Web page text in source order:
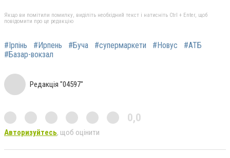
Якщо ви помітили помилку, виділіть необхідний текст і натисніть Ctrl + Enter, щоб
повідомити про це редакцію
#Ірпінь #Ирпень #Буча #супермаркети #Новус
#АТБ
#Базар-вокзал
Редакція "04597"
0,0
Авторизуйтесь, щоб оцінити